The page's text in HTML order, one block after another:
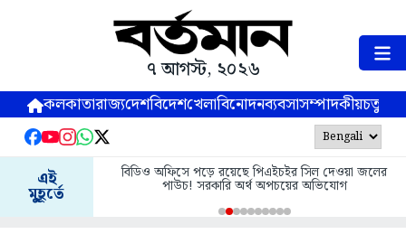
৭ আগস্ট, ২০২৬
কলকাতারাজ্যদেশবিদেশখেলাবিনোদনব্যবসাসম্পাদকীয়
এই
মুহূর্তে
বিডিও অফিসে পড়ে রয়েছে পিএইচইর সিল দেওয়া জলের
পাউচ! সরকারি অর্থ অপচয়ের অভিযোগ